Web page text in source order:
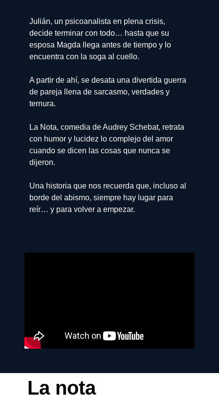
Julián, un psicoanalista en plena crisis,
decide terminar con todo… hasta que su
esposa Magda llega antes de tiempo y lo
encuentra con la soga al cuello.
A partir de ahí, se desata una divertida guerra
de pareja llena de sarcasmo, verdades y
ternura.
La Nota, comedia de Audrey Schebat, retrata
con humor y lucidez lo complejo del amor
cuando se dicen las cosas que nunca se
dijeron.
Una historia que nos recuerda que, incluso al
borde del abismo, siempre hay lugar para
reír… y para volver a empezar.
La nota